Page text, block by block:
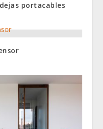
portacables